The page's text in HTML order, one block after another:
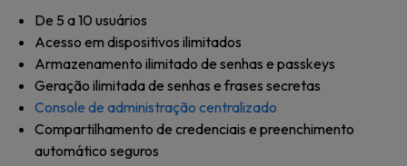
De 5 a 10 usuários
Acesso em dispositivos ilimitados
Armazenamento ilimitado de senhas e passkeys
Geração ilimitada de senhas e frases secretas
Console de administração centralizado
Compartilhamento de credenciais e preenchimento
automático seguros